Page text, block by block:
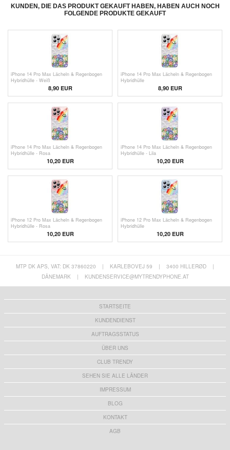
KUNDEN, DIE DAS PRODUKT GEKAUFT HABEN, HABEN AUCH NOCH
FOLGENDE PRODUKTE GEKAUFT
iPhone 14 Pro Max Lächeln & Regenbogen
Hybridhülle - Weiß
8,90 EUR
iPhone 14 Pro Max Lächeln & Regenbogen
Hybridhülle
8,90 EUR
iPhone 14 Pro Max Lächeln & Regenbogen
Hybridhülle - Rosa
10,20 EUR
iPhone 14 Pro Max Lächeln & Regenbogen
Hybridhülle - Lila
10,20 EUR
iPhone 12 Pro Max Lächeln & Regenbogen
Hybridhülle - Rosa
10,20 EUR
iPhone 12 Pro Max Lächeln & Regenbogen
Hybridhülle
10,20 EUR
MTP DK APS, VAT: DK 37860220 | KARLEBOVEJ 59 | 3400 HILLERØD
|
DÄNEMARK
| KUNDENSERVICE@MYTRENDYPHONE.AT
STARTSEITE
KUNDENDIENST
AUFTRAGSSTATUS
ÜBER UNS
CLUB TRENDY
SEHEN SIE ALLE LÄNDER
IMPRESSUM
BLOG
KONTAKT
AGB